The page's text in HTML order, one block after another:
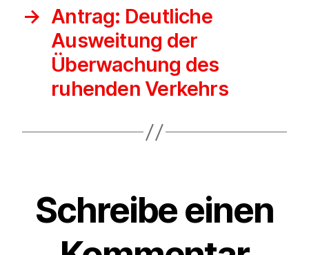
→ Antrag: Deutliche
Ausweitung der
Überwachung des
ruhenden Verkehrs
Schreibe einen